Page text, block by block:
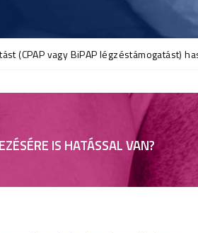
(CPAP vagy BiPAP légzéstámogatást)
IS HATÁSSAL VAN?